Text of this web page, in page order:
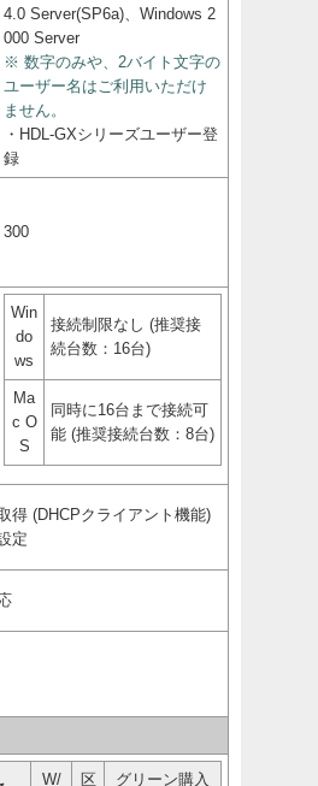
4.0 Server(SP6a)、Windows 2
000 Server
※ 数字のみや、2バイト文字の
ユーザー名はご利用いただけ
ません。
・HDL-GXシリーズユーザー登
録
300
Win
do
ws
接続制限なし (推奨接
続台数：16台)
Ma
c O
S
同時に16台まで接続可
能 (推奨接続台数：8台)
得 (DHCPクライアント機能)
定
W/ 区 グリーン購入